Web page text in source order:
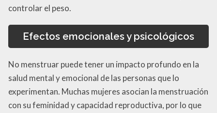
controlar el peso.
Efectos emocionales y psicológicos
No menstruar puede tener un impacto profundo en la
salud mental y emocional de las personas que lo
experimentan. Muchas mujeres asocian la menstruación
con su feminidad y capacidad reproductiva, por lo que